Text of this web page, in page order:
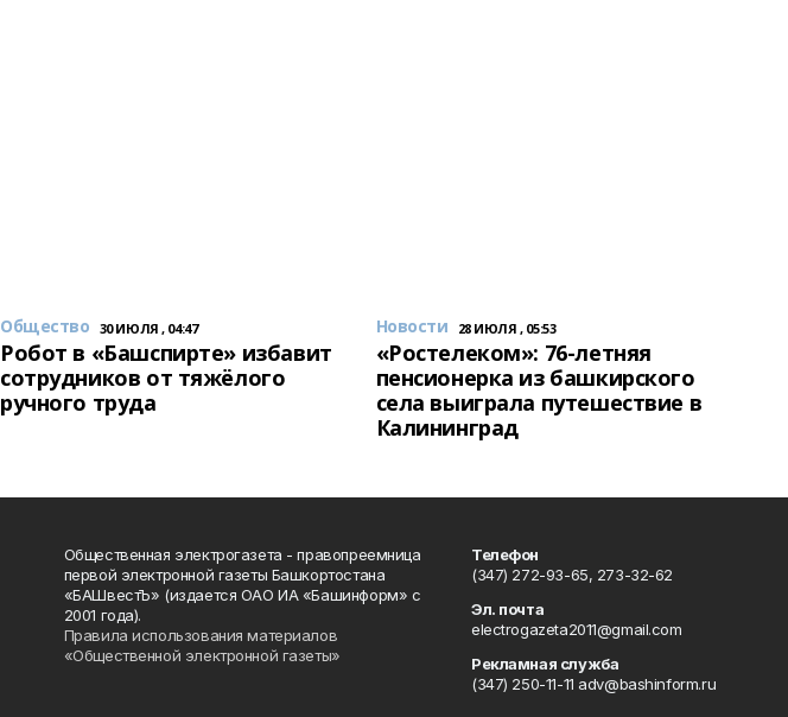
Общество 30 ИЮЛЯ , 04:47
Робот в «Башспирте» избавит
сотрудников от тяжёлого
ручного труда
Новости 28 ИЮЛЯ , 05:53
«Ростелеком»: 76-летняя
пенсионерка из башкирского
села выиграла путешествие в
Калининград
Общественная электрогазета - правопреемница
первой электронной газеты Башкортостана
«БАШвестЪ» (издается ОАО ИА «Башинформ» с
2001 года).
Правила использования материалов
«Общественной электронной газеты»
Телефон
(347) 272-93-65, 273-32-62
Эл. почта
electrogazeta2011@gmail.com
Рекламная служба
(347) 250-11-11 adv@bashinform.ru